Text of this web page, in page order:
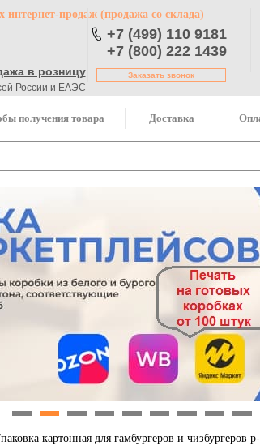
интернет-продаж(продажа со склада)
в розницу
России и ЕАЭС
+7 (499) 110 9181
+7 (800) 222 1439
Заказать звонок
получения товара Доставка
картонная для гамбургеров и